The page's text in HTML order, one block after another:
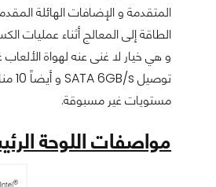
مستويات غير مسبوقة.
مواصفات اللوحة